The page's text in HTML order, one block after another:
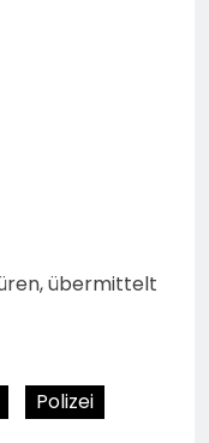
übermittelt
Polizei